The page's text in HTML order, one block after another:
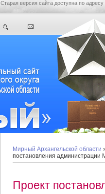
Старая версия сайта доступна по адресу
Мирный Архангельской области
постановления администрации
Проект